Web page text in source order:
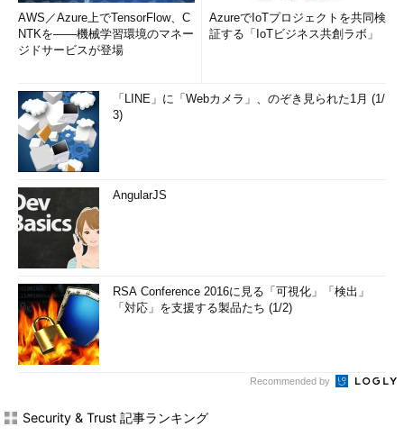
AWS／Azure上でTensorFlow、C
NTKを――機械学習環境のマネー
ジドサービスが登場
AzureでIoTプロジェクトを共同検
証する「IoTビジネス共創ラボ」
「LINE」に「Webカメラ」、のぞき見られた1月 (1/
3)
AngularJS
RSA Conference 2016に見る「可視化」「検出」
「対応」を支援する製品たち (1/2)
Recommended by
Security & Trust 記事ランキング